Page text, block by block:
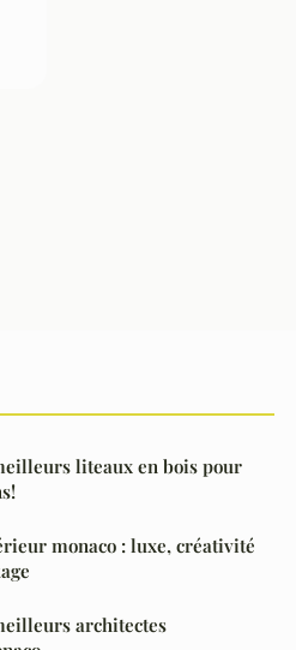
liteaux en bois pour
monaco : luxe, créativité
architectes